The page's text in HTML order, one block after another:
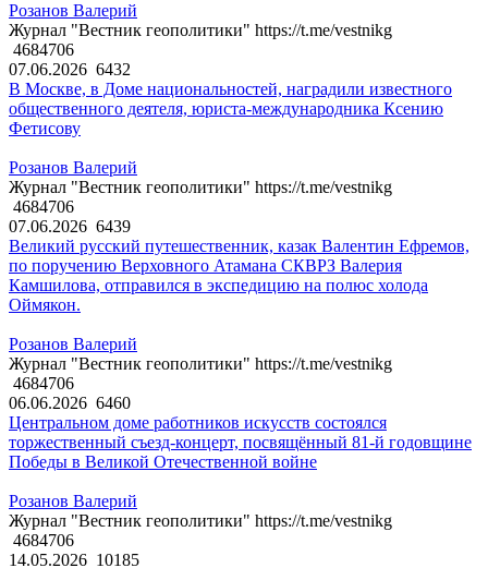
Розанов Валерий
Журнал "Вестник геополитики" https://t.me/vestnikg
4684706
07.06.2026 6432
В Москве, в Доме национальностей, наградили известного
общественного деятеля, юриста-международника Ксению
Фетисову
Розанов Валерий
Журнал "Вестник геополитики" https://t.me/vestnikg
4684706
07.06.2026 6439
Великий русский путешественник, казак Валентин Ефремов,
по поручению Верховного Атамана СКВРЗ Валерия
Камшилова, отправился в экспедицию на полюс холода
Оймякон.
Розанов Валерий
Журнал "Вестник геополитики" https://t.me/vestnikg
4684706
06.06.2026 6460
Центральном доме работников искусств состоялся
торжественный съезд-концерт, посвящённый 81-й годовщине
Победы в Великой Отечественной войне
Розанов Валерий
Журнал "Вестник геополитики" https://t.me/vestnikg
4684706
14.05.2026 10185